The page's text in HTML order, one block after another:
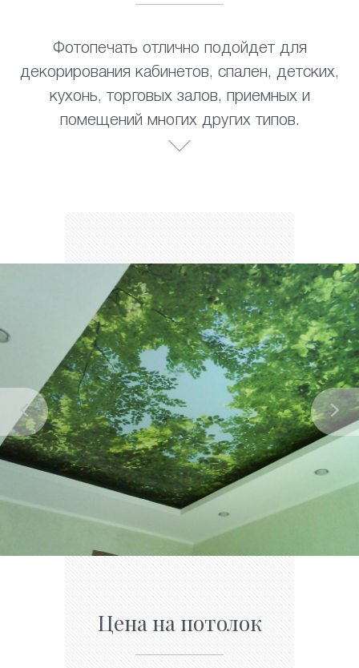
Фотопечать отлично подойдет для
декорирования кабинетов, спален, детских,
кухонь, торговых залов, приемных и
помещений многих других типов.
Цена на потолок